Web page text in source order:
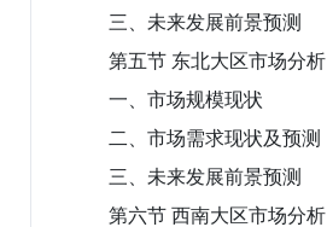
三、未来发展前景预测
第五节 东北大区市场分析
一、市场规模现状
二、市场需求现状及预测
三、未来发展前景预测
第六节 西南大区市场分析